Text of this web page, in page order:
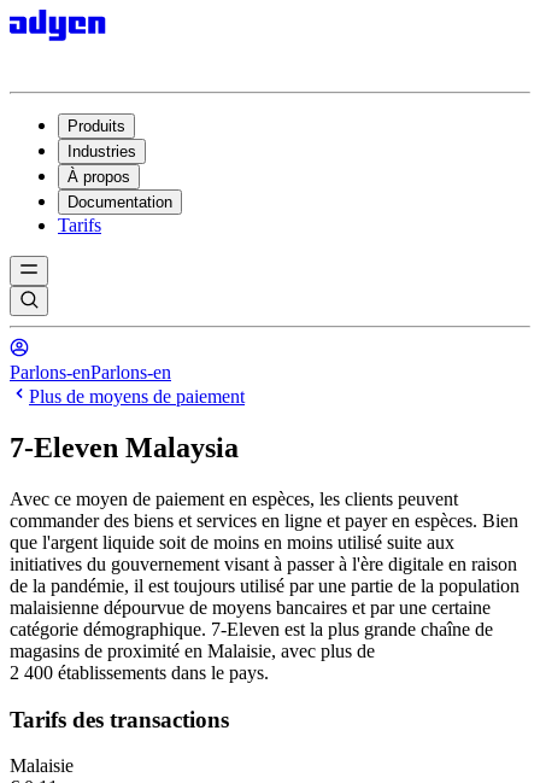
Produits
Industries
À propos
Documentation
Tarifs
Parlons-enParlons-en
Plus de moyens de paiement
7-Eleven Malaysia
Avec ce moyen de paiement en espèces, les clients peuvent
commander des biens et services en ligne et payer en espèces. Bien
que l'argent liquide soit de moins en moins utilisé suite aux
initiatives du gouvernement visant à passer à l'ère digitale en raison
de la pandémie, il est toujours utilisé par une partie de la population
malaisienne dépourvue de moyens bancaires et par une certaine
catégorie démographique. 7-Eleven est la plus grande chaîne de
magasins de proximité en Malaisie, avec plus de
2 400 établissements dans le pays.
Tarifs des transactions
Malaisie